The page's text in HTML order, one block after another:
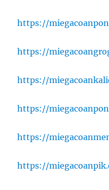
https://
https://
https://
https://
https://
https://